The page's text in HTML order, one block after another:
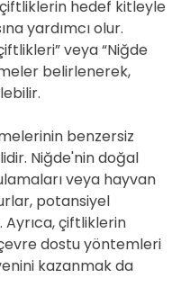
hedef kitleyle
yardımcı olur.
veya “Niğde
belirlenerek,
benzersiz
Niğde'nin doğal
veya hayvan
potansiyel
çiftliklerin
dostu yöntemleri
kazanmak da